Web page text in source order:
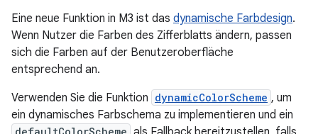
Eine neue Funktion in M3 ist das dynamische Farbdesign.
Wenn Nutzer die Farben des Zifferblatts ändern, passen
sich die Farben auf der Benutzeroberfläche
entsprechend an.
Verwenden Sie die Funktion dynamicColorScheme , um
ein dynamisches Farbschema zu implementieren und ein